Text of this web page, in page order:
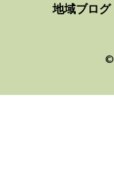
地域ブログ
©